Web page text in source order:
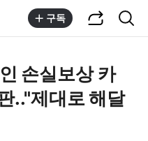
구독
손실보상 카
.."제대로 해달